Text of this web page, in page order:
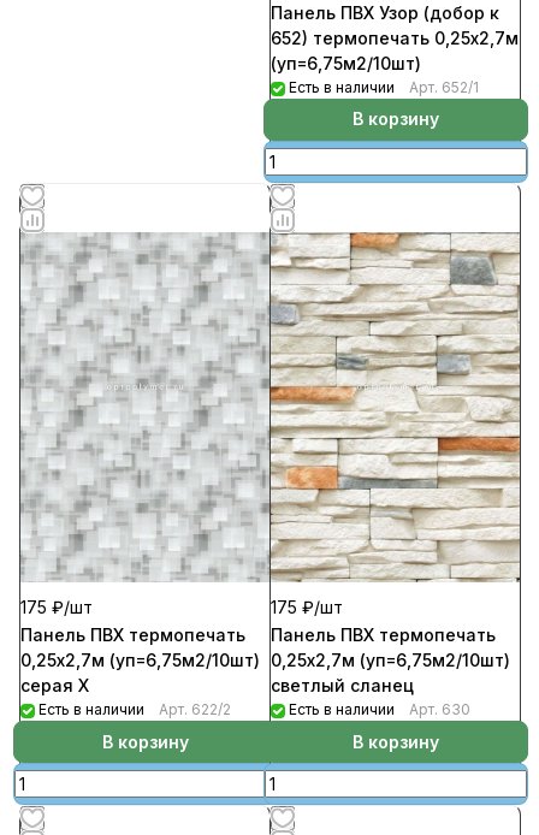
Панель ПВХ Узор (добор к
652) термопечать 0,25х2,7м
(уп=6,75м2/10шт)
Есть в наличии Арт. 652/1
В корзину
175 ₽/шт
Панель ПВХ термопечать
0,25х2,7м (уп=6,75м2/10шт)
серая Х
Есть в наличии Арт. 622/2
В корзину
175 ₽/шт
Панель ПВХ термопечать
0,25х2,7м (уп=6,75м2/10шт)
светлый сланец
Есть в наличии Арт. 630
В корзину